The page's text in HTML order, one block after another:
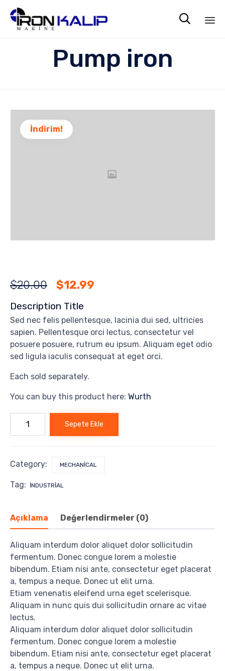

Pump iron
İndirim!
$20.00
Orijinal
fiyat:
$20.00.
$12.99
fiyat:
$12.99.
Description Title
Sed nec felis pellentesque, lacinia dui sed, ultricies
sapien. Pellentesque orci lectus, consectetur vel
posuere posuere, rutrum eu ipsum. Aliquam eget odio
sed ligula iaculis consequat at eget orci.
Each sold separately.
You can buy this product here: Wurth
adet
Sepete Ekle
Category: MECHANICAL
Tag: INDUSTRIAL
Açıklama Değerlendirmeler (0)
Aliquam interdum dolor aliquet dolor sollicitudin
fermentum. Donec congue lorem a molestie
bibendum. Etiam nisi ante, consectetur eget placerat
a, tempus a neque. Donec ut elit urna.
Etiam venenatis eleifend urna eget scelerisque.
Aliquam in nunc quis dui sollicitudin ornare ac vitae
lectus.
Aliquam interdum dolor aliquet dolor sollicitudin
fermentum. Donec congue lorem a molestie
bibendum. Etiam nisi ante, consectetur eget placerat
a, tempus a neque. Donec ut elit urna.